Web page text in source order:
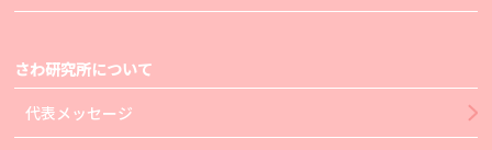
さわ研究所について
代表メッセージ